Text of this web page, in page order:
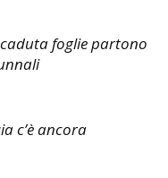
foglie partono
c’è ancora